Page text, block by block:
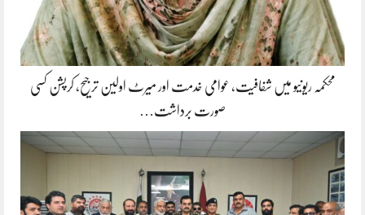
محکمہ ریونیو میں شفافیت، عوامی خدمت اور میرٹ اولین ترجیح، کرپشن کسی
صورت برداشت…